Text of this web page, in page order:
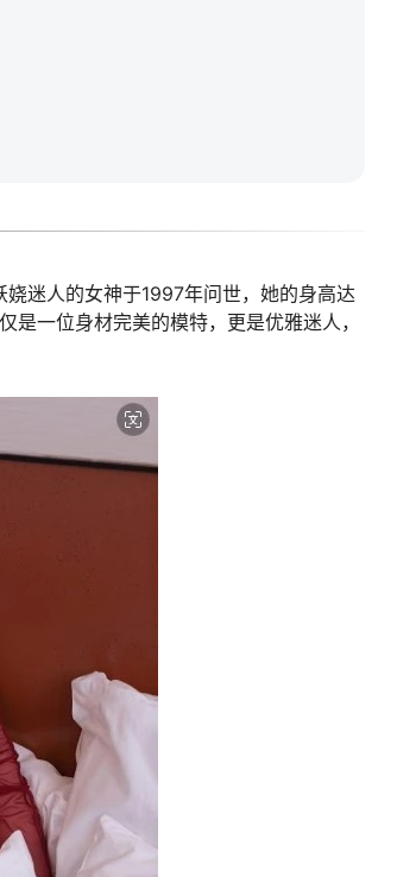
迷人的女神于1997年问世，她的身高达
一位身材完美的模特，更是优雅迷人，